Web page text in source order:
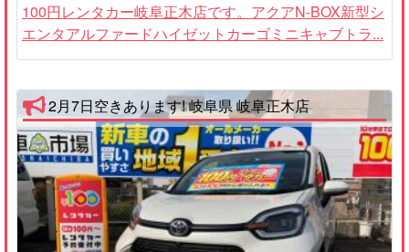
100円レンタカー岐阜正木店です。アクアN-BOX新型シ
エンタアルファードハイゼットカーゴミニキャブトラ...
2月7日空きあります! 岐阜県 岐阜正木店